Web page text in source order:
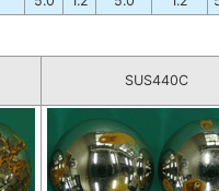
SUS440C